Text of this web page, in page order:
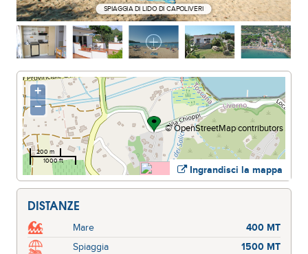
SPIAGGIA DI LIDO DI CAPOLIVERI
Ingrandisci la mappa
+
−
©OpenStreetMapcontributors
200 m
1000 ft
DISTANZE
Mare
400 MT
Spiaggia
1500 MT